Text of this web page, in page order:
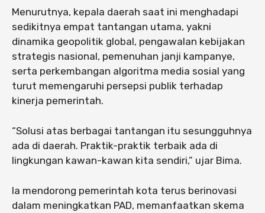
Menurutnya, kepala daerah saat ini menghadapi
sedikitnya empat tantangan utama, yakni
dinamika geopolitik global, pengawalan kebijakan
strategis nasional, pemenuhan janji kampanye,
serta perkembangan algoritma media sosial yang
turut memengaruhi persepsi publik terhadap
kinerja pemerintah.
“Solusi atas berbagai tantangan itu sesungguhnya
ada di daerah. Praktik-praktik terbaik ada di
lingkungan kawan-kawan kita sendiri,” ujar Bima.
Ia mendorong pemerintah kota terus berinovasi
dalam meningkatkan PAD, memanfaatkan skema